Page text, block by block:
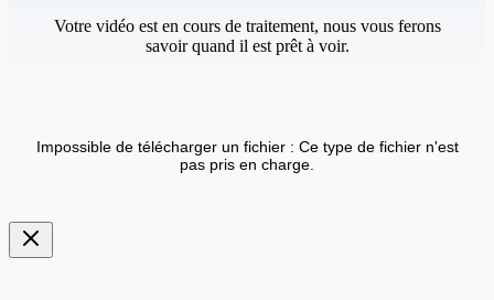
Votre vidéo est en cours de traitement, nous vous ferons
savoir quand il est prêt à voir.
Impossible de télécharger un fichier : Ce type de fichier n'est
pas pris en charge.